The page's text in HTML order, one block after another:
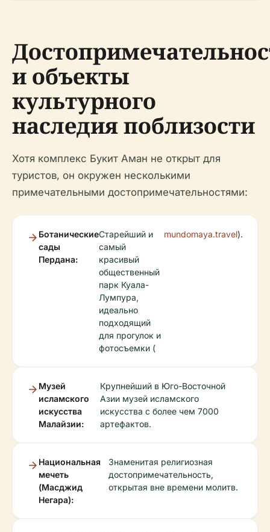
и объекты
культурного
наследия поблизости
Хотя комплекс Букит Аман не открыт для
туристов, он окружен несколькими
примечательными достопримечательностями:
Ботанические
сады
Пердана:
Старейший и
самый
красивый
общественный
парк Куала-
Лумпура,
идеально
подходящий
для прогулок и
фотосъемки (
mundomaya.travel).
Музей
исламского
искусства
Малайзии:
Крупнейший в Юго-Восточной
Азии музей исламского
искусства с более чем 7000
артефактов.
Национальная
мечеть
(Масджид
Негара):
Знаменитая религиозная
достопримечательность,
открытая вне времени молитв.